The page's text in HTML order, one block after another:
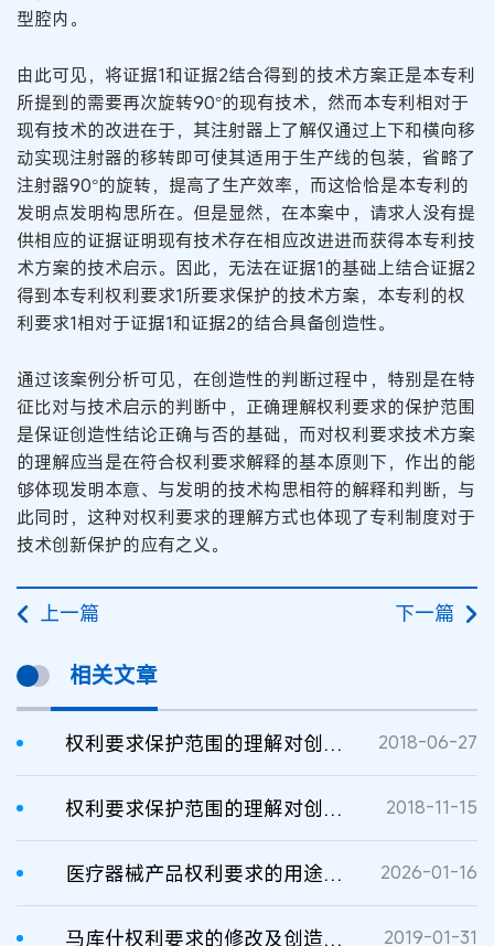
型腔内。
由此可见，将证据1和证据2结合得到的技术方案正是本专利
所提到的需要再次旋转90°的现有技术，然而本专利相对于
现有技术的改进在于，其注射器上了解仅通过上下和横向移
动实现注射器的移转即可使其适用于生产线的包装，省略了
注射器90°的旋转，提高了生产效率，而这恰恰是本专利的
发明点发明构思所在。但是显然，在本案中，请求人没有提
供相应的证据证明现有技术存在相应改进进而获得本专利技
术方案的技术启示。因此，无法在证据1的基础上结合证据2
得到本专利权利要求1所要求保护的技术方案，本专利的权
利要求1相对于证据1和证据2的结合具备创造性。
通过该案例分析可见，在创造性的判断过程中，特别是在特
征比对与技术启示的判断中，正确理解权利要求的保护范围
是保证创造性结论正确与否的基础，而对权利要求技术方案
的理解应当是在符合权利要求解释的基本原则下，作出的能
够体现发明本意、与发明的技术构思相符的解释和判断，与
此同时，这种对权利要求的理解方式也体现了专利制度对于
技术创新保护的应有之义。
上一篇 下一篇
相关文章
权利要求保护范围的理解对创造性判断的影响 2018-06-27
权利要求保护范围的理解对创造性判断的影响 2018-11-15
医疗器械产品权利要求的用途特征对新颖性、创造性判断的影响 2026-01-16
马库什权利要求的修改及创造性判断标准评析 2019-01-31